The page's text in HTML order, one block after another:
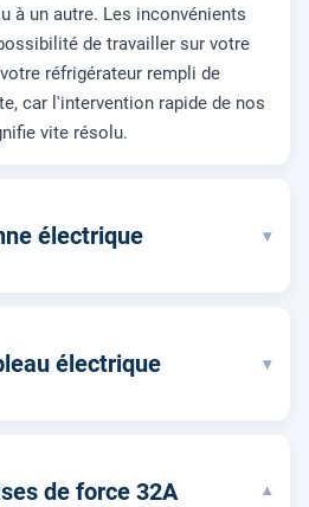
à un autre. Les inconvénients
de travailler sur votre
réfrigérateur rempli de
car l'intervention rapide de nos
vite résolu.
électrique ▾
électrique ▾
de force 32A ▾